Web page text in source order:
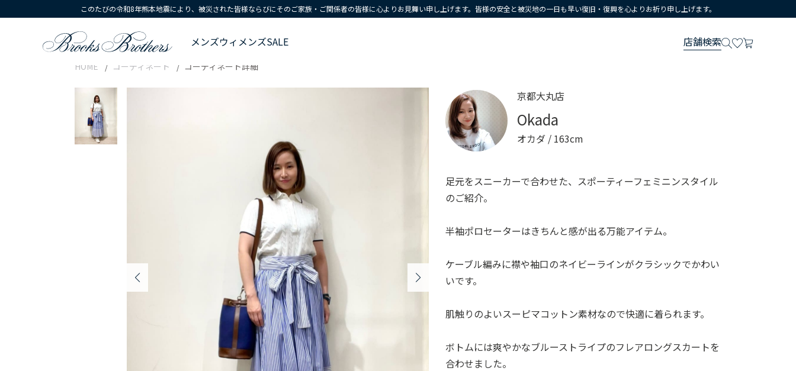
このたびの令和8年熊本地震により、被災された皆様ならびにそのご家族・ご関係者の皆様に心よりお見舞い申し上げます。皆様の安全と被災地の一日も早い復旧・復興を心よりお祈り申し上げます。
メンズウィメンズSALE 店舗検索
HOME コーディネート コーディネート詳細
京都大丸店
Okada
オカダ/ 163cm
足元をスニーカーで合わせた、スポーティーフェミニンスタイル
のご紹介。
半袖ポロセーターはきちんと感が出る万能アイテム。
ケーブル編みに襟や袖口のネイビーラインがクラシックでかわい
いです。
肌触りのよいスーピマコットン素材なので快適に着られます。
ボトムには爽やかなブルーストライプのフレアロングスカートを
合わせました。